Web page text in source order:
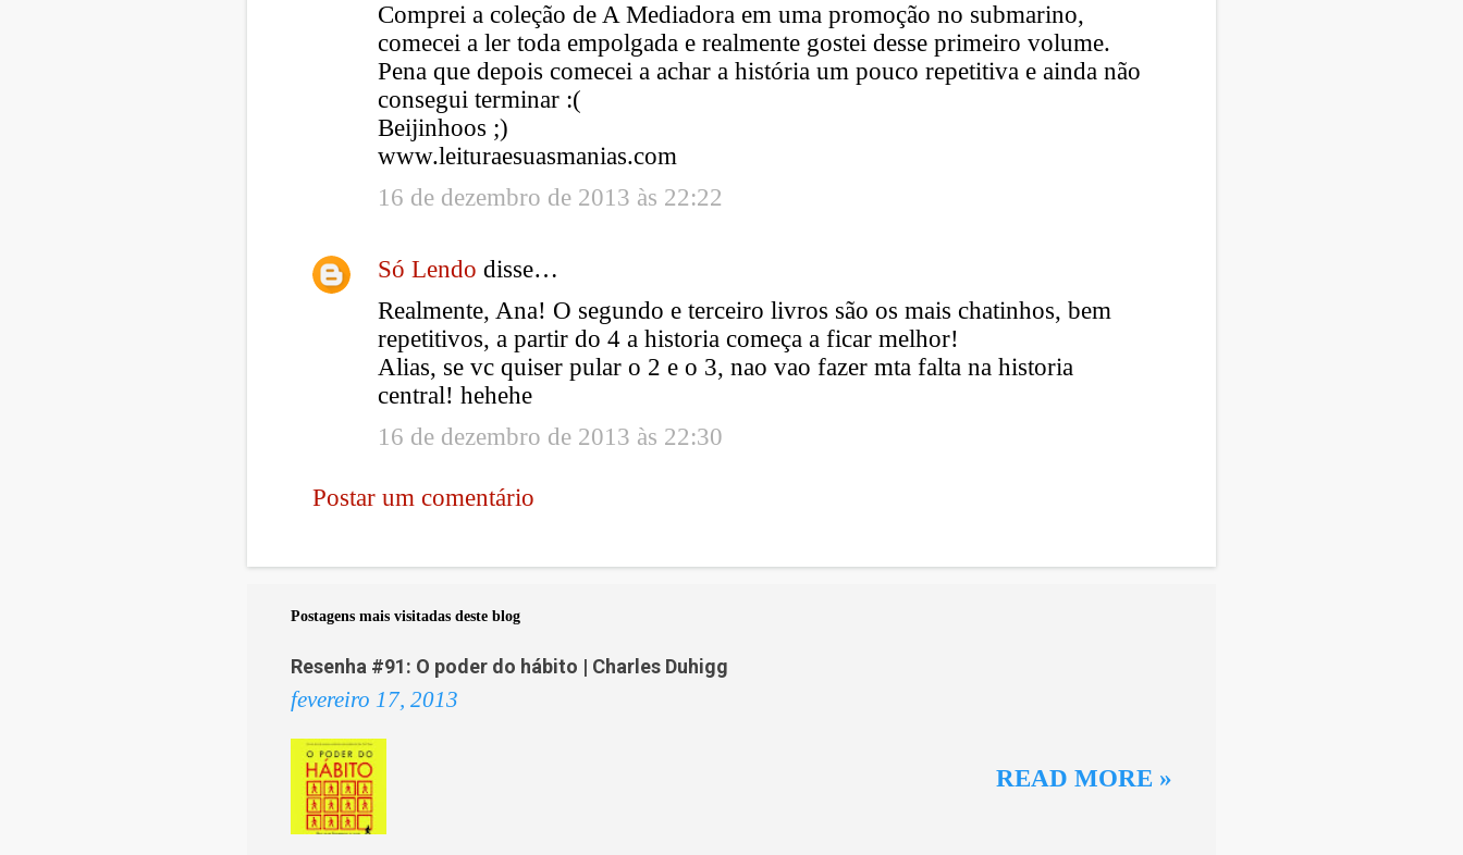
Comprei a coleção de A Mediadora em uma promoção no submarino,
comecei a ler toda empolgada e realmente gostei desse primeiro volume.
Pena que depois comecei a achar a história um pouco repetitiva e ainda não
consegui terminar :(
Beijinhoos ;)
www.leituraesuasmanias.com
16 de dezembro de 2013 às 22:22
Só Lendo disse…
Realmente, Ana! O segundo e terceiro livros são os mais chatinhos, bem
repetitivos, a partir do 4 a historia começa a ficar melhor!
Alias, se vc quiser pular o 2 e o 3, nao vao fazer mta falta na historia
central! hehehe
16 de dezembro de 2013 às 22:30
Postar um comentário
Postagens mais visitadas deste blog
Resenha #91: O poder do hábito | Charles Duhigg
fevereiro 17, 2013
READ MORE »